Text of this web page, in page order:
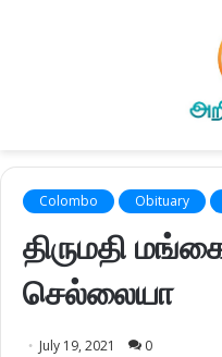
Colombo Obituary
திருமதி
செல்லையா
July 19, 2021 0